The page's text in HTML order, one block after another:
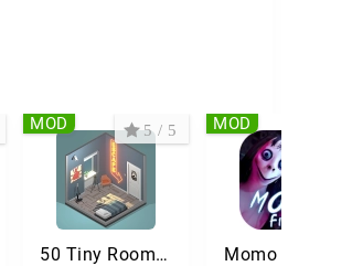
50 Tiny Room Escape
5 / 5
MOD
Momo Is Here
MOD